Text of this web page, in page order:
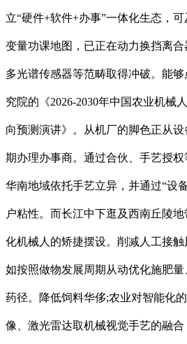
立“硬件+软件+办事”一体化生态，
变量功课地图，已正在动力换挡离合
多光谱传感器等范畴取得冲破。能
究院的《2026-2030年中国农业机械
向预测演讲》。从机厂的脚色正从
期办理办事商。通过合伙、手艺授权
华南地域依托手艺立异，并通过“设
户粘性。而长江中下逛及西南丘陵
化机械人的矫捷摆设。削减人工接
如按照做物发展周期从动优化施肥
药径。降低饲料华侈;农业对智能化
像、激光雷达取机械视觉手艺的融